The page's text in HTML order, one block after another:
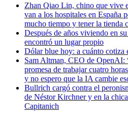
Zhan Qiao Lin, chino que vive
van a los hospitales en España
mucho tiempo y tener la tienda
Después de años viviendo en
encontró un lugar propio
Dólar blue hoy: a cuánto cotiza
Sam Altman, CEO de OpenAI:
promesa de trabajar cuatro
y no espero que la IA cambie
Bullrich cargó contra el
de Néstor Kirchner y en la
Capitanich